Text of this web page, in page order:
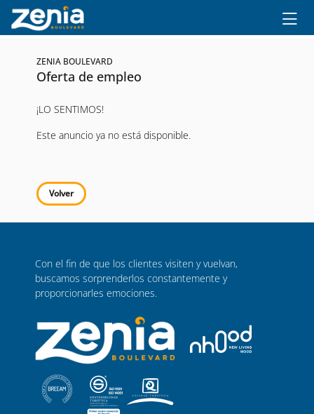
Ir al contenido principal
ZENIA BOULEVARD
Oferta de empleo
¡LO SENTIMOS!
Este anuncio ya no está disponible.
Volver
Con el fin de que los clientes visiten y vuelvan,
buscamos sorprenderlos constantemente y
proporcionarles emociones.